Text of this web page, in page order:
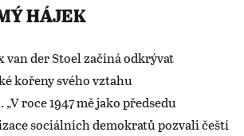
HÁJEK
van der Stoel začíná odkrývat
kořeny svého vztahu
roce 1947 mě jako předsedu
sociálních demokratů pozvali čeští